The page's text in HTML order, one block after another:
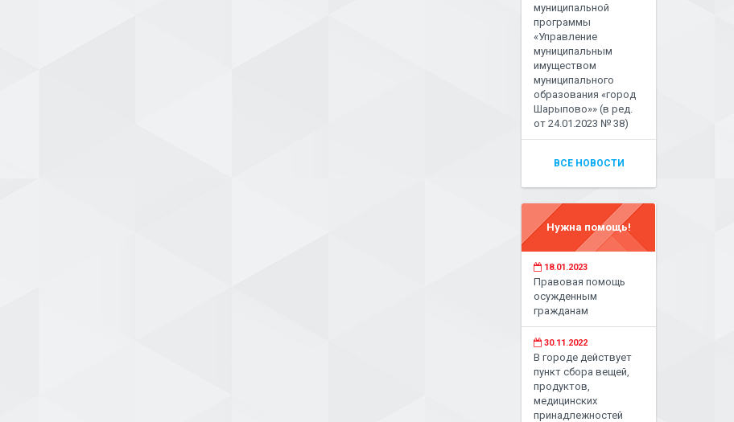
муниципальной
программы
«Управление
муниципальным
имуществом
муниципального
образования «город
Шарыпово»» (в ред.
от 24.01.2023 № 38)
ВСЕ НОВОСТИ
Нужна помощь!
18.01.2023
Правовая помощь
осужденным
гражданам
30.11.2022
В городе действует
пункт сбора вещей,
продуктов,
медицинских
принадлежностей